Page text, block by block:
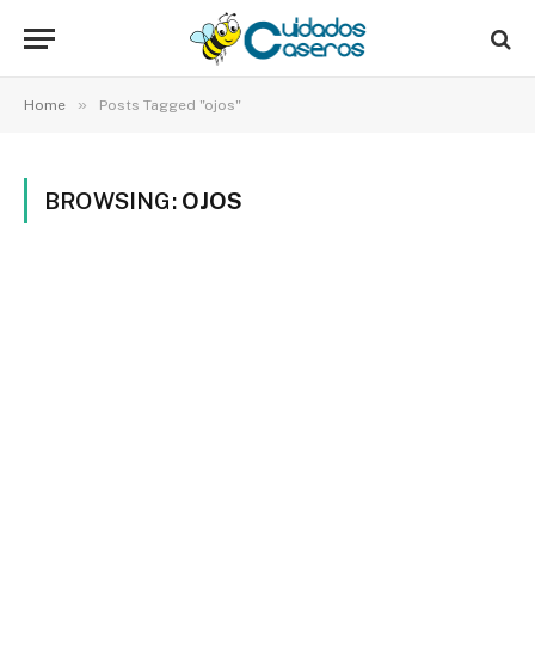
Home » Posts Tagged "ojos"
BROWSING: OJOS